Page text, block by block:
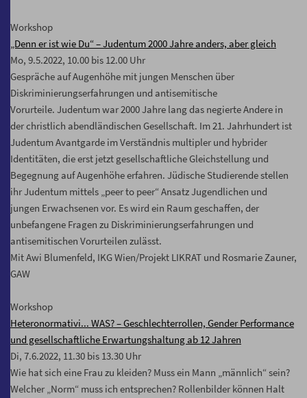
Workshop
„Denn er ist wie Du“ – Judentum 2000 Jahre anders, aber gleich
Mo, 9.5.2022, 10.00 bis 12.00 Uhr
Gespräche auf Augenhöhe mit jungen Menschen über
Diskriminierungserfahrungen und antisemitische
Vorurteile. Judentum war 2000 Jahre lang das negierte Andere in
der christlich abendländischen Gesellschaft. Im 21. Jahrhundert ist
Judentum Avantgarde im Verständnis multipler und hybrider
Identitäten, die erst jetzt gesellschaftliche Gleichstellung und
Begegnung auf Augenhöhe erfahren. Jüdische Studierende stellen
ihr Judentum mittels „peer to peer“ Ansatz Jugendlichen und
jungen Erwachsenen vor. Es wird ein Raum geschaffen, der
unbefangene Fragen zu Diskriminierungserfahrungen und
antisemitischen Vorurteilen zulässt.
Mit Awi Blumenfeld, IKG Wien/Projekt LIKRAT und Rosmarie Zauner,
GAW
Workshop
Heteronormativi... WAS? – Geschlechterrollen, Gender Performance
und gesellschaftliche Erwartungshaltung ab 12 Jahren
Di, 7.6.2022, 11.30 bis 13.30 Uhr
Wie hat sich eine Frau zu kleiden? Muss ein Mann „männlich“ sein?
Welcher „Norm“ muss ich entsprechen? Rollenbilder können Halt